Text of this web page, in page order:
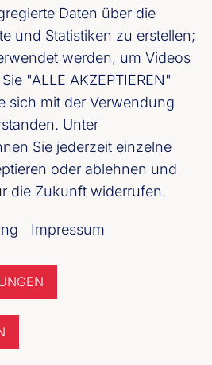
LL.M.
Daten über die
und Statistiken zu erstellen;
werden, um Videos
"ALLE AKZEPTIEREN"
sich mit der Verwendung
Unter
Sie jederzeit einzelne
oder ablehnen und
die Zukunft widerrufen.
Impressum